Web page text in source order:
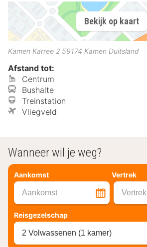
Bekijk op kaart
Kamen Karree 2 59174 Kamen Duitsland
Afstand tot:
Centrum
Bushalte
Treinstation
Vliegveld
Wanneer wil je weg?
Aankomst Vertrek
Aankomst Vertrek
Reisgezelschap
2 Volwassenen (1 kamer)